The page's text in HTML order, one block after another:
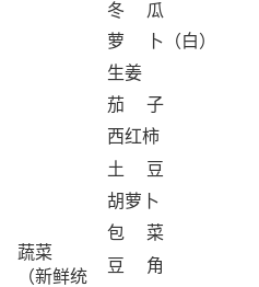
蔬菜
（新鲜统
冬 瓜
萝 卜（白）
生姜
茄 子
西红柿
土 豆
胡萝卜
包 菜
豆 角